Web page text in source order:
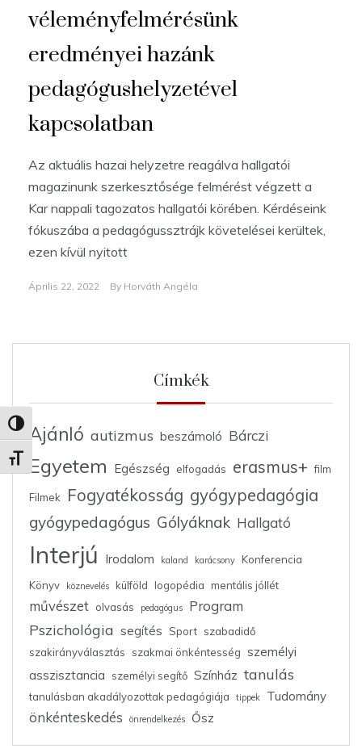
Nagy kontraszt váltása
Betűméret váltása
véleményfelmérésünk
eredményei hazánk
pedagógushelyzetével
kapcsolatban
Az aktuális hazai helyzetre reagálva hallgatói
magazinunk szerkesztősége felmérést végzett a
Kar nappali tagozatos hallgatói körében. Kérdéseink
fókuszába a pedagógussztrájk követelései kerültek,
ezen kívül nyitott
Április 22, 2022 By Horváth Angéla
Címkék
Ajánló autizmus beszámoló Bárczi
Egyetem Egészség elfogadás erasmus+ film
Filmek Fogyatékosság gyógypedagógia
gyógypedagógus Gólyáknak Hallgató
Interjú Irodalom kaland karácsony
Konferencia
Könyv
köznevelés külföld logopédia mentális jóllét
művészet olvasás pedagógus Program
Pszichológia segítés Sport szabadidő
szakirányválasztás
szakmai önkéntesség személyi
asszisztancia
személyi segítő Színház tanulás
tanulásban akadályozottak pedagógiája tippek Tudomány
önkénteskedés önrendelkezés Ősz